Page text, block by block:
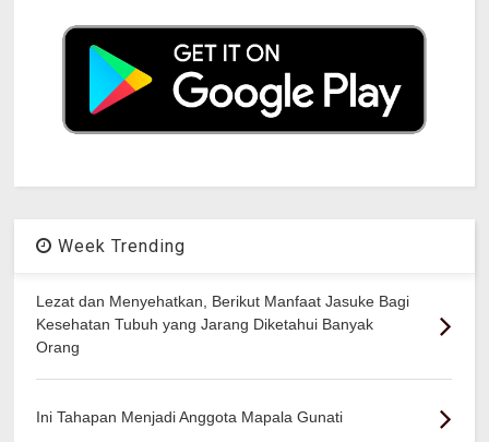
Week Trending
Lezat dan Menyehatkan, Berikut Manfaat Jasuke Bagi
Kesehatan Tubuh yang Jarang Diketahui Banyak
Orang
Ini Tahapan Menjadi Anggota Mapala Gunati